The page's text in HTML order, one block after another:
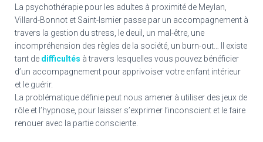
La psychothérapie pour les adultes à proximité de Meylan,
Villard-Bonnot et Saint-Ismier passe par un accompagnement à
travers la gestion du stress, le deuil, un mal-être, une
incompréhension des règles de la société, un burn-out… Il existe
tant de difficultés à travers lesquelles vous pouvez bénéficier
d’un accompagnement pour apprivoiser votre enfant intérieur
et le guérir.
La problématique définie peut nous amener à utiliser des jeux de
rôle et l’hypnose, pour laisser s’exprimer l’inconscient et le faire
renouer avec la partie consciente.